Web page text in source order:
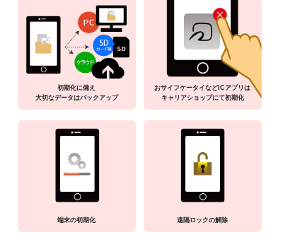
初期化に備え
大切なデータはバックアップ
おサイフケータイなどICアプリは
キャリアショップにて初期化
端末の初期化 遠隔ロックの解除